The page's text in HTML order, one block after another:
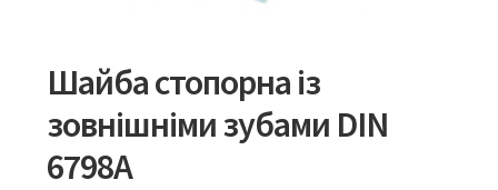
Шайба стопорна із
зовнішніми зубами DIN
6798A